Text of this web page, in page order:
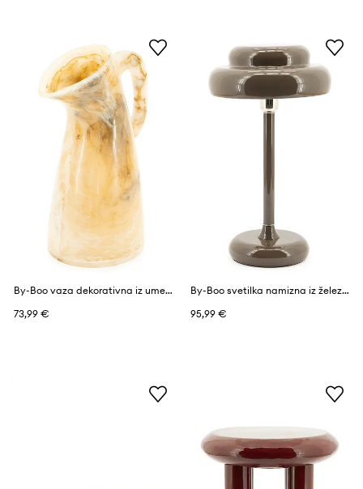
By-Boo vaza dekorativna iz umetne mase 20 x 13 x 29 cm
73,99 €
By-Boo svetilka namizna iz železa 28 x 28 x 47,5 cm
95,99 €